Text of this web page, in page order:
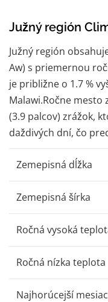
Južný región
Južný región
Aw) s priemernou
je približne o 1.7 %
Malawi.Ročne
(3.9 palcov) zrážok,
daždivých dní, čo
Zemepisná dĺžka
Zemepisná šírka
Ročná vysoká
Ročná nízka teplota
Najhorúcejší mesiac